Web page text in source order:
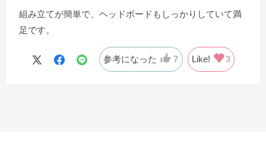
組み立てが簡単で、ヘッドボードもしっかりしていて満
足です。
参考になった 7 Like! 3